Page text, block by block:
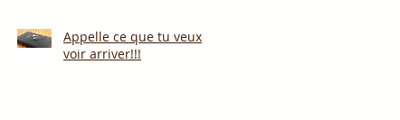
Appelle ce que tu veux
voir arriver!!!